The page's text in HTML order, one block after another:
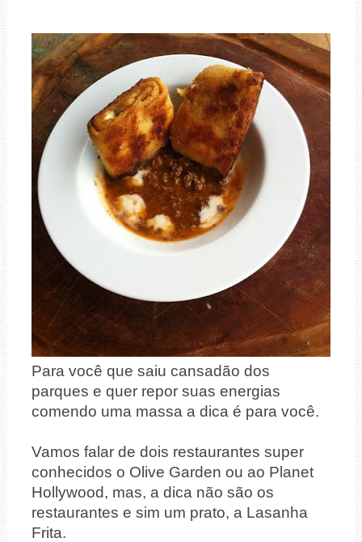
Para você que saiu cansadão dos
parques e quer repor suas energias
comendo uma massa a dica é para você.
Vamos falar de dois restaurantes super
conhecidos o Olive Garden ou ao Planet
Hollywood, mas, a dica não são os
restaurantes e sim um prato, a Lasanha
Frita.